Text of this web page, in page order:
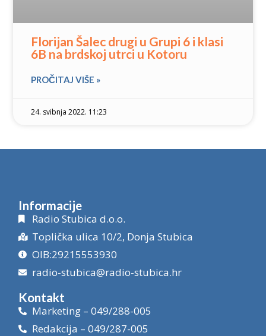
Florijan Šalec drugi u Grupi 6 i klasi
6B na brdskoj utrci u Kotoru
PROČITAJ VIŠE »
24. svibnja 2022. 11:23
Informacije
Radio Stubica d.o.o.
Toplička ulica 10/2, Donja Stubica
OIB:29215553930
radio-stubica@radio-stubica.hr
Kontakt
Marketing – 049/288-005
Redakcija – 049/287-005